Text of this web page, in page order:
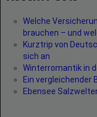
Welche
brauchen – und
Kurztrip von
sich an
Winterromantik in
Ein vergleichender
Ebensee